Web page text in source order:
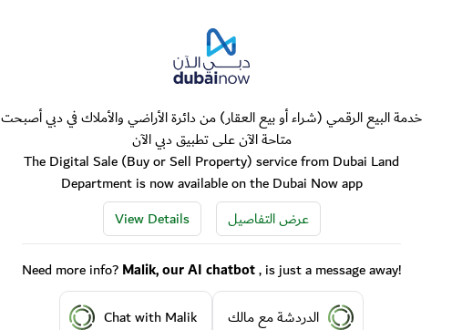
خدمة البيع الرقمي (شراء أو بيع العقار) من دائرة الأراضي والأملاك في دبي أصبحت
متاحة الآن على تطبيق دبي الآن
The Digital Sale (Buy or Sell Property) service from Dubai Land
Department is now available on the Dubai Now app
View Details
عرض التفاصيل
Need more info?Malik, our AI chatbot, is just a message away!
Chat with Malik
الدردشة مع مالك